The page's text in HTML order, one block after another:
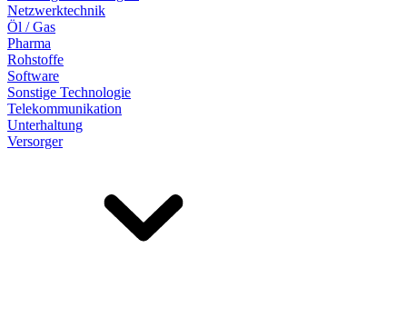
Netzwerktechnik
Öl / Gas
Pharma
Rohstoffe
Software
Sonstige Technologie
Telekommunikation
Unterhaltung
Versorger